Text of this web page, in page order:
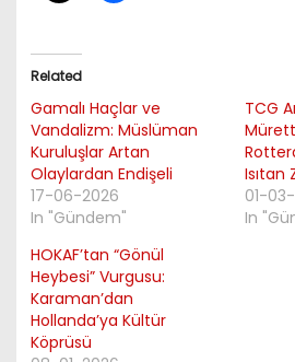
Related
Gamalı Haçlar ve
Vandalizm: Müslüman
Kuruluşlar Artan
Olaylardan Endişeli
17-06-2026
In "Gündem"
TCG
Isıtan
01-
In
HOKAF’tan “Gönül
Heybesi” Vurgusu:
Karaman’dan
Hollanda’ya Kültür
Köprüsü